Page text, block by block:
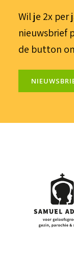
Wil je 2x per
nieuwsbrief
de button